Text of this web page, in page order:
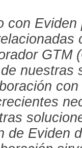
con
GTM
nuestras
de Eviden